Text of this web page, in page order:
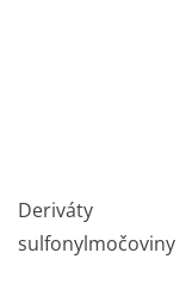
Deriváty
sulfonylmočoviny